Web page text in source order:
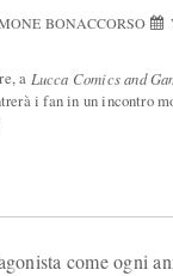
BONACCORSO
a Lucca Comics and
i fan in un incontro
come ogni